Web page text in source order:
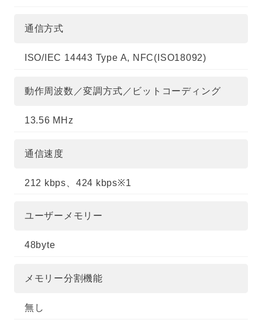
通信方式
ISO/IEC 14443 Type A, NFC(ISO18092)
動作周波数／変調方式／ビットコーディング
13.56 MHz
通信速度
212 kbps、424 kbps※1
ユーザーメモリー
48byte
メモリー分割機能
無し